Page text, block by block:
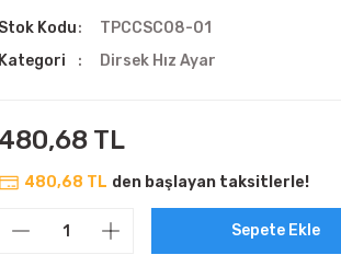
Stok Kodu
TPCCSC08-01
Kategori
Dirsek Hız Ayar
480,68 TL
480,68 TL den başlayan taksitlerle!
Sepete Ekle